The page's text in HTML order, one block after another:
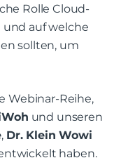
Rolle Cloud-
und auf welche
sollten, um
Webinar-Reihe,
und unseren
, Dr. Klein Wowi
haben.